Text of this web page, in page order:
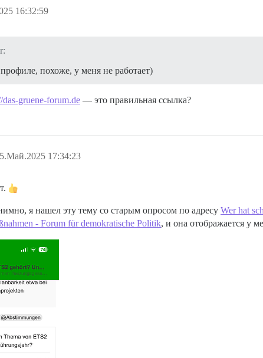
16:32:59
похоже, у меня не работает)
das-gruene-forum.de — это правильная ссылка?
17:34:23
я нашел эту тему со старым опросом по адресу Wer hat
- Forum für demokratische Politik, и она отображается у